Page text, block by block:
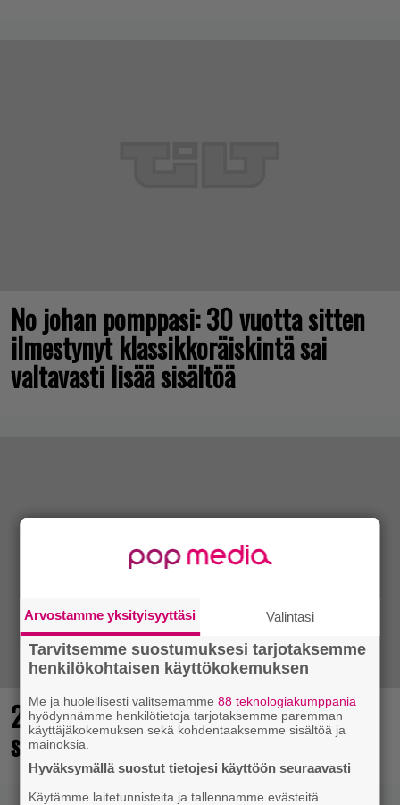
No johan pomppasi: 30 vuotta sitten
ilmestynyt klassikkoräiskintä sai
valtavasti lisää sisältöä
25 kaikkien aikojen parasta
supersankaripeliä listattu
Arvostamme yksityisyyttäsi Valintasi
Tarvitsemme suostumuksesi tarjotaksemme
henkilökohtaisen käyttökokemuksen
Me ja huolellisesti valitsemamme88 teknologiakumppania
hyödynnämme henkilötietoja tarjotaksemme paremman
käyttäjäkokemuksen sekä kohdentaaksemme sisältöä ja
mainoksia.
Hyväksymällä suostut tietojesi käyttöön seuraavasti
Käytämme laitetunnisteita ja tallennamme evästeitä